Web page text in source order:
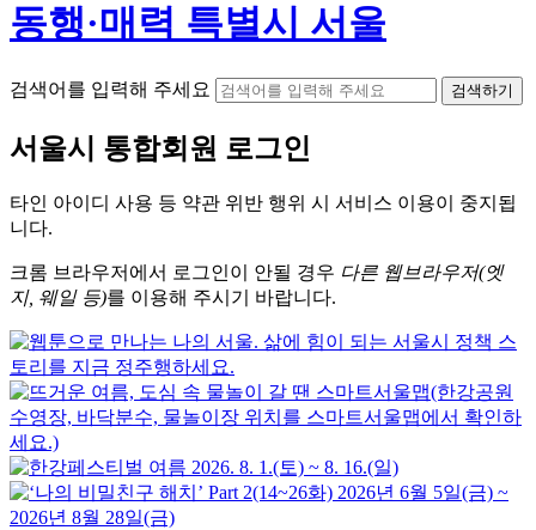
동행·매력 특별시 서울
검색어를 입력해 주세요 검색하기
서울시 통합회원 로그인
타인 아이디 사용 등 약관 위반 행위 시 서비스 이용이 중지됩
니다.
크롬 브라우저에서 로그인이 안될 경우 다른 웹브라우저(엣
지, 웨일 등)를 이용해 주시기 바랍니다.